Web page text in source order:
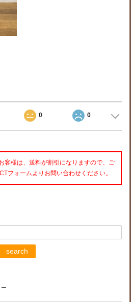
0 0
客様は、送料が割引になりますので、ご
フォームよりお問い合わせください。
search